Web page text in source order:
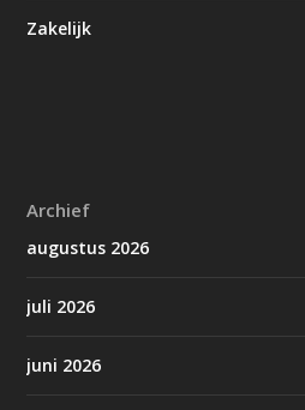
Zakelijk
Archief
augustus 2026
juli 2026
juni 2026